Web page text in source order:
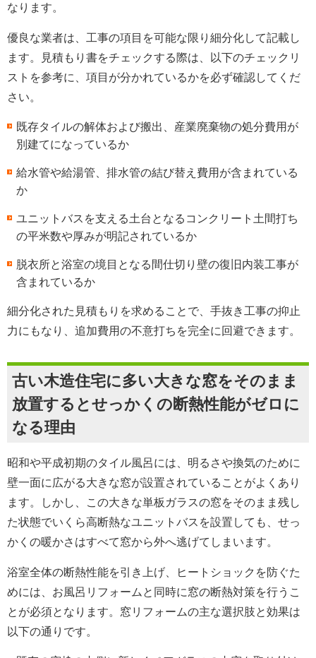
なります。
優良な業者は、工事の項目を可能な限り細分化して記載し
ます。見積もり書をチェックする際は、以下のチェックリ
ストを参考に、項目が分かれているかを必ず確認してくだ
さい。
既存タイルの解体および搬出、産業廃棄物の処分費用が
別建てになっているか
給水管や給湯管、排水管の結び替え費用が含まれている
か
ユニットバスを支える土台となるコンクリート土間打ち
の平米数や厚みが明記されているか
脱衣所と浴室の境目となる間仕切り壁の復旧内装工事が
含まれているか
細分化された見積もりを求めることで、手抜き工事の抑止
力にもなり、追加費用の不意打ちを完全に回避できます。
古い木造住宅に多い大きな窓をそのまま
放置するとせっかくの断熱性能がゼロに
なる理由
昭和や平成初期のタイル風呂には、明るさや換気のために
壁一面に広がる大きな窓が設置されていることがよくあり
ます。しかし、この大きな単板ガラスの窓をそのまま残し
た状態でいくら高断熱なユニットバスを設置しても、せっ
かくの暖かさはすべて窓から外へ逃げてしまいます。
浴室全体の断熱性能を引き上げ、ヒートショックを防ぐた
めには、お風呂リフォームと同時に窓の断熱対策を行うこ
とが必須となります。窓リフォームの主な選択肢と効果は
以下の通りです。